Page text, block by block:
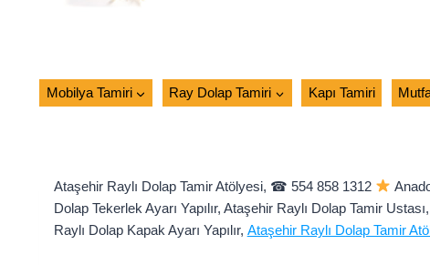
Mobilya Tamiri Ray Dolap Tamiri Kapı Tamiri
Ataşehir Raylı Dolap Tamir Atölyesi, ☎ 554 858 1312
Dolap Tekerlek Ayarı Yapılır, Ataşehir Raylı Dolap Tamir
Raylı Dolap Kapak Ayarı Yapılır, Ataşehir Raylı Dolap Tamir